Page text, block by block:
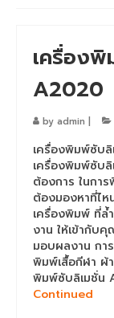
เครื่อ
เครื่
เค
เครื่อง
เค
เครื่อง
เครื่
เครื่อ
เค
เครื่อง
A2020
by admin
เครื่องพิมพ์ซับ
เครื่องพิมพ์ซับลิ
ต้องการ ในกา
ต้องมองหาที่ไ
เครื่องพิมพ์ ที่ล้
งาน ให้เข้ากับ
มอบผลงาน กา
พิมพ์เสื้อกีฬา ผ้
พิมพ์ซับลิเมชั่น
Continued